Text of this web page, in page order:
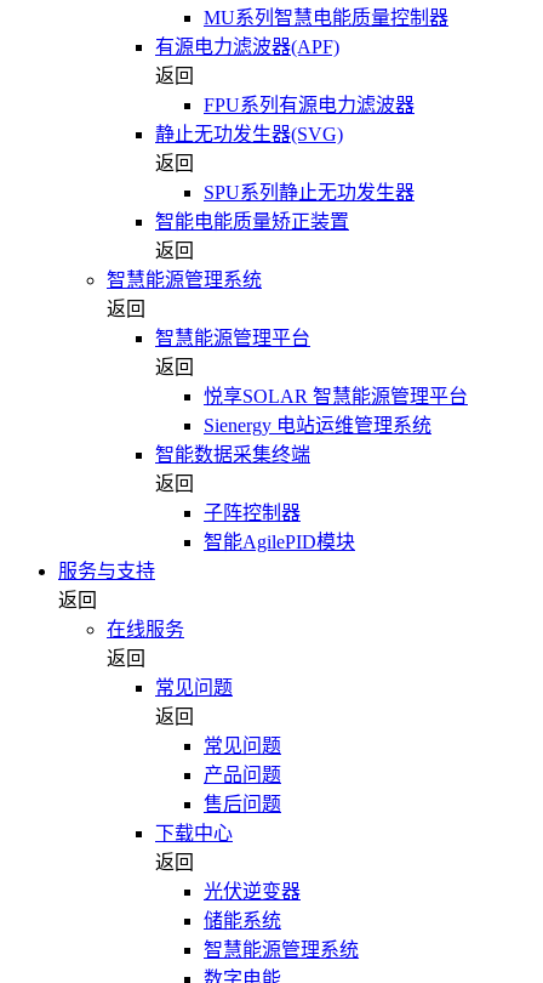
MU系列智慧电能质量控制器
有源电力滤波器(APF)
返回
FPU系列有源电力滤波器
静止无功发生器(SVG)
返回
SPU系列静止无功发生器
智能电能质量矫正装置
返回
智慧能源管理系统
返回
智慧能源管理平台
返回
悦享SOLAR 智慧能源管理平台
Sienergy 电站运维管理系统
智能数据采集终端
返回
子阵控制器
智能AgilePID模块
服务与支持
返回
在线服务
返回
常见问题
返回
常见问题
产品问题
售后问题
下载中心
返回
光伏逆变器
储能系统
智慧能源管理系统
数字电能